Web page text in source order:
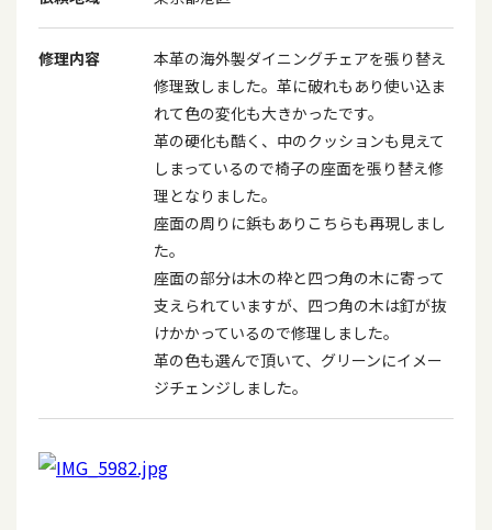
修理内容
本革の海外製ダイニングチェアを張り替え
修理致しました。革に破れもあり使い込ま
れて色の変化も大きかったです。
革の硬化も酷く、中のクッションも見えて
しまっているので椅子の座面を張り替え修
理となりました。
座面の周りに鋲もありこちらも再現しまし
た。
座面の部分は木の枠と四つ角の木に寄って
支えられていますが、四つ角の木は釘が抜
けかかっているので修理しました。
革の色も選んで頂いて、グリーンにイメー
ジチェンジしました。